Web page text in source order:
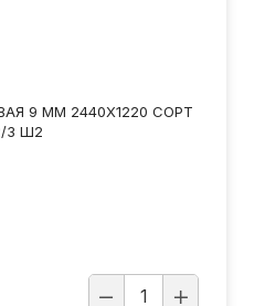
9 ММ 2440Х1220 СОРТ
3 Ш2